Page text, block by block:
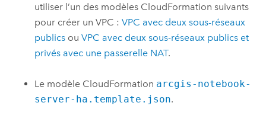
utiliser l’un des modèles CloudFormation suivants
pour créer unVPC :VPC avec deux sous-réseaux
publics ouVPC avec deux sous-réseaux publics et
privés avec une passerelle NAT.
Le modèle CloudFormation arcgis-notebook-
server-ha.template.json.